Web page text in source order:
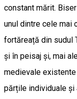
constant mărit.
unul dintre cele mai
fortăreață din sudul
și în peisaj și, mai
medievale
părțile individuale